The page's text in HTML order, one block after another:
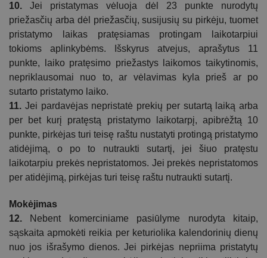
10. Jei pristatymas vėluoja dėl 23 punkte nurodytų
priežasčių arba dėl priežasčių, susijusių su pirkėju, tuomet
pristatymo laikas pratęsiamas protingam laikotarpiui
tokioms aplinkybėms. Išskyrus atvejus, aprašytus 11
punkte, laiko pratęsimo priežastys laikomos taikytinomis,
nepriklausomai nuo to, ar vėlavimas kyla prieš ar po
sutarto pristatymo laiko.
11. Jei pardavėjas nepristatė prekių per sutartą laiką arba
per bet kurį pratęstą pristatymo laikotarpį, apibrėžtą 10
punkte, pirkėjas turi teisę raštu nustatyti protingą pristatymo
atidėjimą, o po to nutraukti sutartį, jei šiuo pratęstu
laikotarpiu prekės nepristatomos. Jei prekės nepristatomos
per atidėjimą, pirkėjas turi teisę raštu nutraukti sutartį.
Mokėjimas
12. Nebent komerciniame pasiūlyme nurodyta kitaip,
sąskaita apmokėti reikia per keturiolika kalendorinių dienų
nuo jos išrašymo dienos. Jei pirkėjas nepriima pristatytų